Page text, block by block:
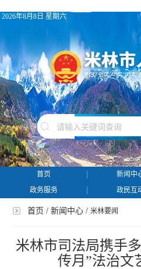
2026年8月8日 星期六
首页 新闻中
政务服务
政民互
首页 /新闻中心 /米林要闻
米林市司法局携手
传月”法治文